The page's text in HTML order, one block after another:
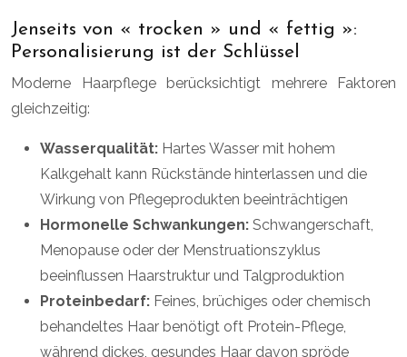
Jenseits von « trocken » und « fettig »:
Personalisierung ist der Schlüssel
Moderne Haarpflege berücksichtigt mehrere Faktoren
gleichzeitig:
Wasserqualität: Hartes Wasser mit hohem
Kalkgehalt kann Rückstände hinterlassen und die
Wirkung von Pflegeprodukten beeinträchtigen
Hormonelle Schwankungen: Schwangerschaft,
Menopause oder der Menstruationszyklus
beeinflussen Haarstruktur und Talgproduktion
Proteinbedarf: Feines, brüchiges oder chemisch
behandeltes Haar benötigt oft Protein-Pflege,
während dickes, gesundes Haar davon spröde